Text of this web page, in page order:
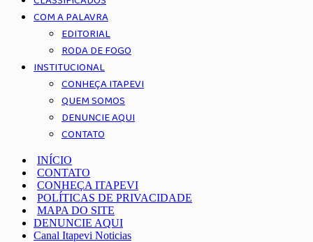
COM A PALAVRA
EDITORIAL
RODA DE FOGO
INSTITUCIONAL
CONHEÇA ITAPEVI
QUEM SOMOS
DENUNCIE AQUI
CONTATO
INÍCIO
CONTATO
CONHEÇA ITAPEVI
POLÍTICAS DE PRIVACIDADE
MAPA DO SITE
DENUNCIE AQUI
Canal Itapevi Noticias